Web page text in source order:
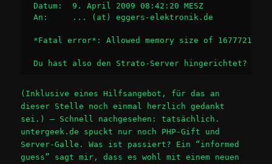
Datum: 	9. April 2009 08:42:20 MESZ
An: 	... (at) eggers-elektronik.de
*Fatal error*: Allowed memory size of 16777216
Du hast also den Strato-Server hingerichtet?
(Inklusive eines Hilfsangebot, für das an
dieser Stelle noch einmal herzlich gedankt
sei.) — Schnell nachgesehen: tatsächlich.
untergeek.de spuckt nur noch PHP-Gift und
Server-Galle. Was ist passiert? Ein “informed
guess” sagt mir, dass es wohl mit einem neuen